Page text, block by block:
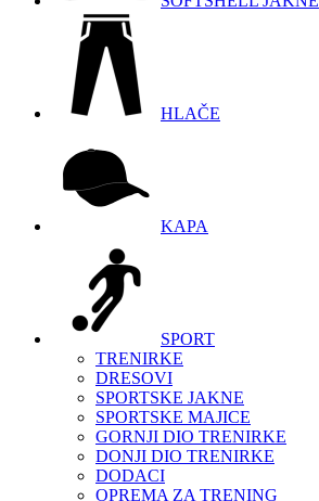
HLAČE
KAPA
SPORT
TRENIRKE
DRESOVI
SPORTSKE JAKNE
SPORTSKE MAJICE
GORNJI DIO TRENIRKE
DONJI DIO TRENIRKE
DODACI
OPREMA ZA TRENING